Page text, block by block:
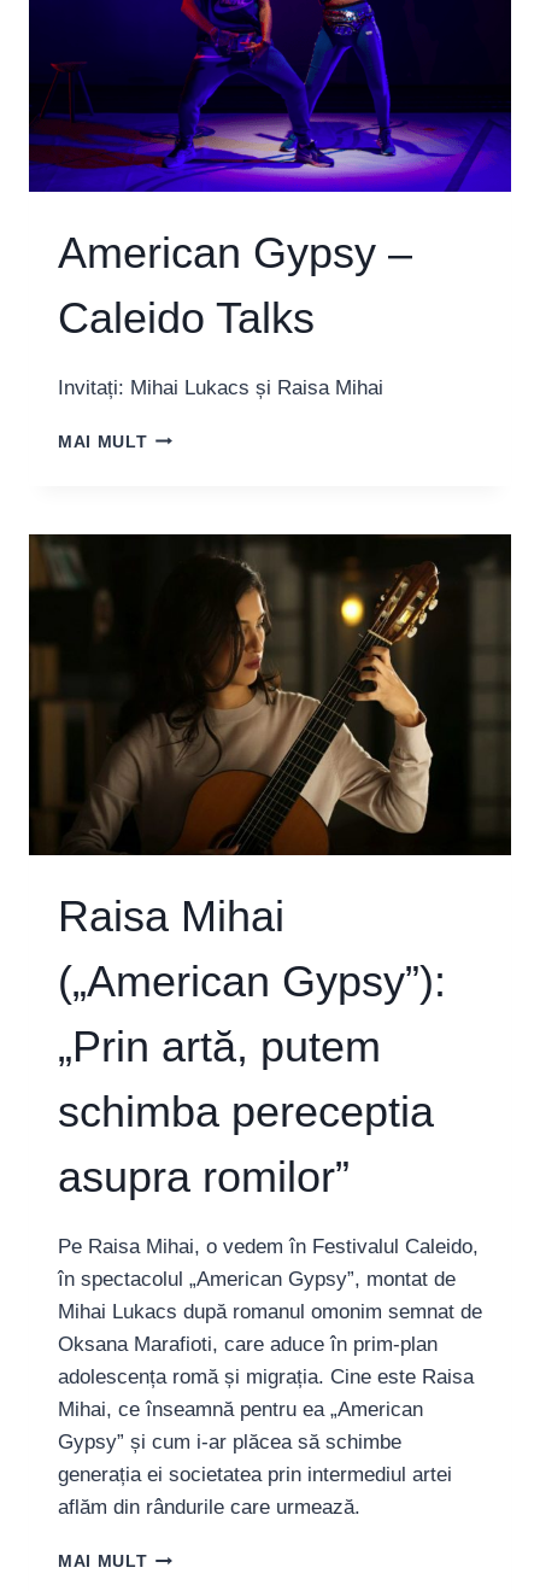
American Gypsy –
Caleido Talks
Invitați: Mihai Lukacs și Raisa Mihai
MAI MULTAMERICAN
TALKS
Raisa Mihai
(„American Gypsy”):
„Prin artă, putem
schimba pereceptia
asupra romilor”
Pe Raisa Mihai, o vedem în Festivalul Caleido,
în spectacolul „American Gypsy”, montat de
Mihai Lukacs după romanul omonim semnat de
Oksana Marafioti, care aduce în prim-plan
adolescența romă și migrația. Cine este Raisa
Mihai, ce înseamnă pentru ea „American
Gypsy” și cum i-ar plăcea să schimbe
generația ei societatea prin intermediul artei
aflăm din rândurile care urmează.
MAI MULTRAISA